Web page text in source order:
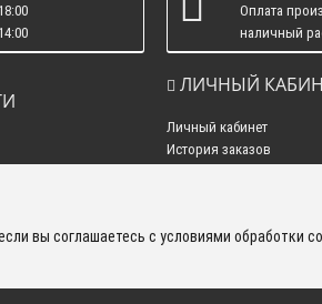
Оплата
наличный
ЛИЧНЫЙ
Личный кабинет
История заказов
вы соглашаетесь с условиями обработки